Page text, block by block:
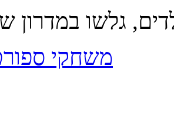
משחקי